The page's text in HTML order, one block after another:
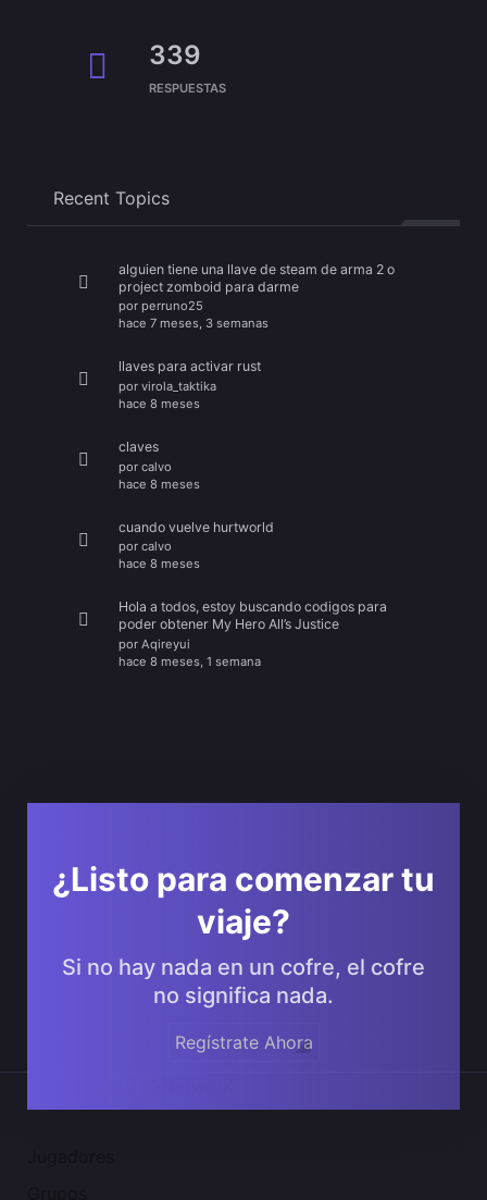
339
RESPUESTAS
Recent Topics
alguien tiene una llave de steam de arma 2 o
project zomboid para darme
por perruno25
hace 7 meses, 3 semanas
llaves para activar rust
por virola_taktika
hace 8 meses
claves
por calvo
hace 8 meses
cuando vuelve hurtworld
por calvo
hace 8 meses
Hola a todos, estoy buscando codigos para
poder obtener My Hero All’s Justice
por Aqireyui
hace 8 meses, 1 semana
¿Listo para comenzar tu
viaje?
Si no hay nada en un cofre, el cofre
no significa nada.
Regístrate Ahora